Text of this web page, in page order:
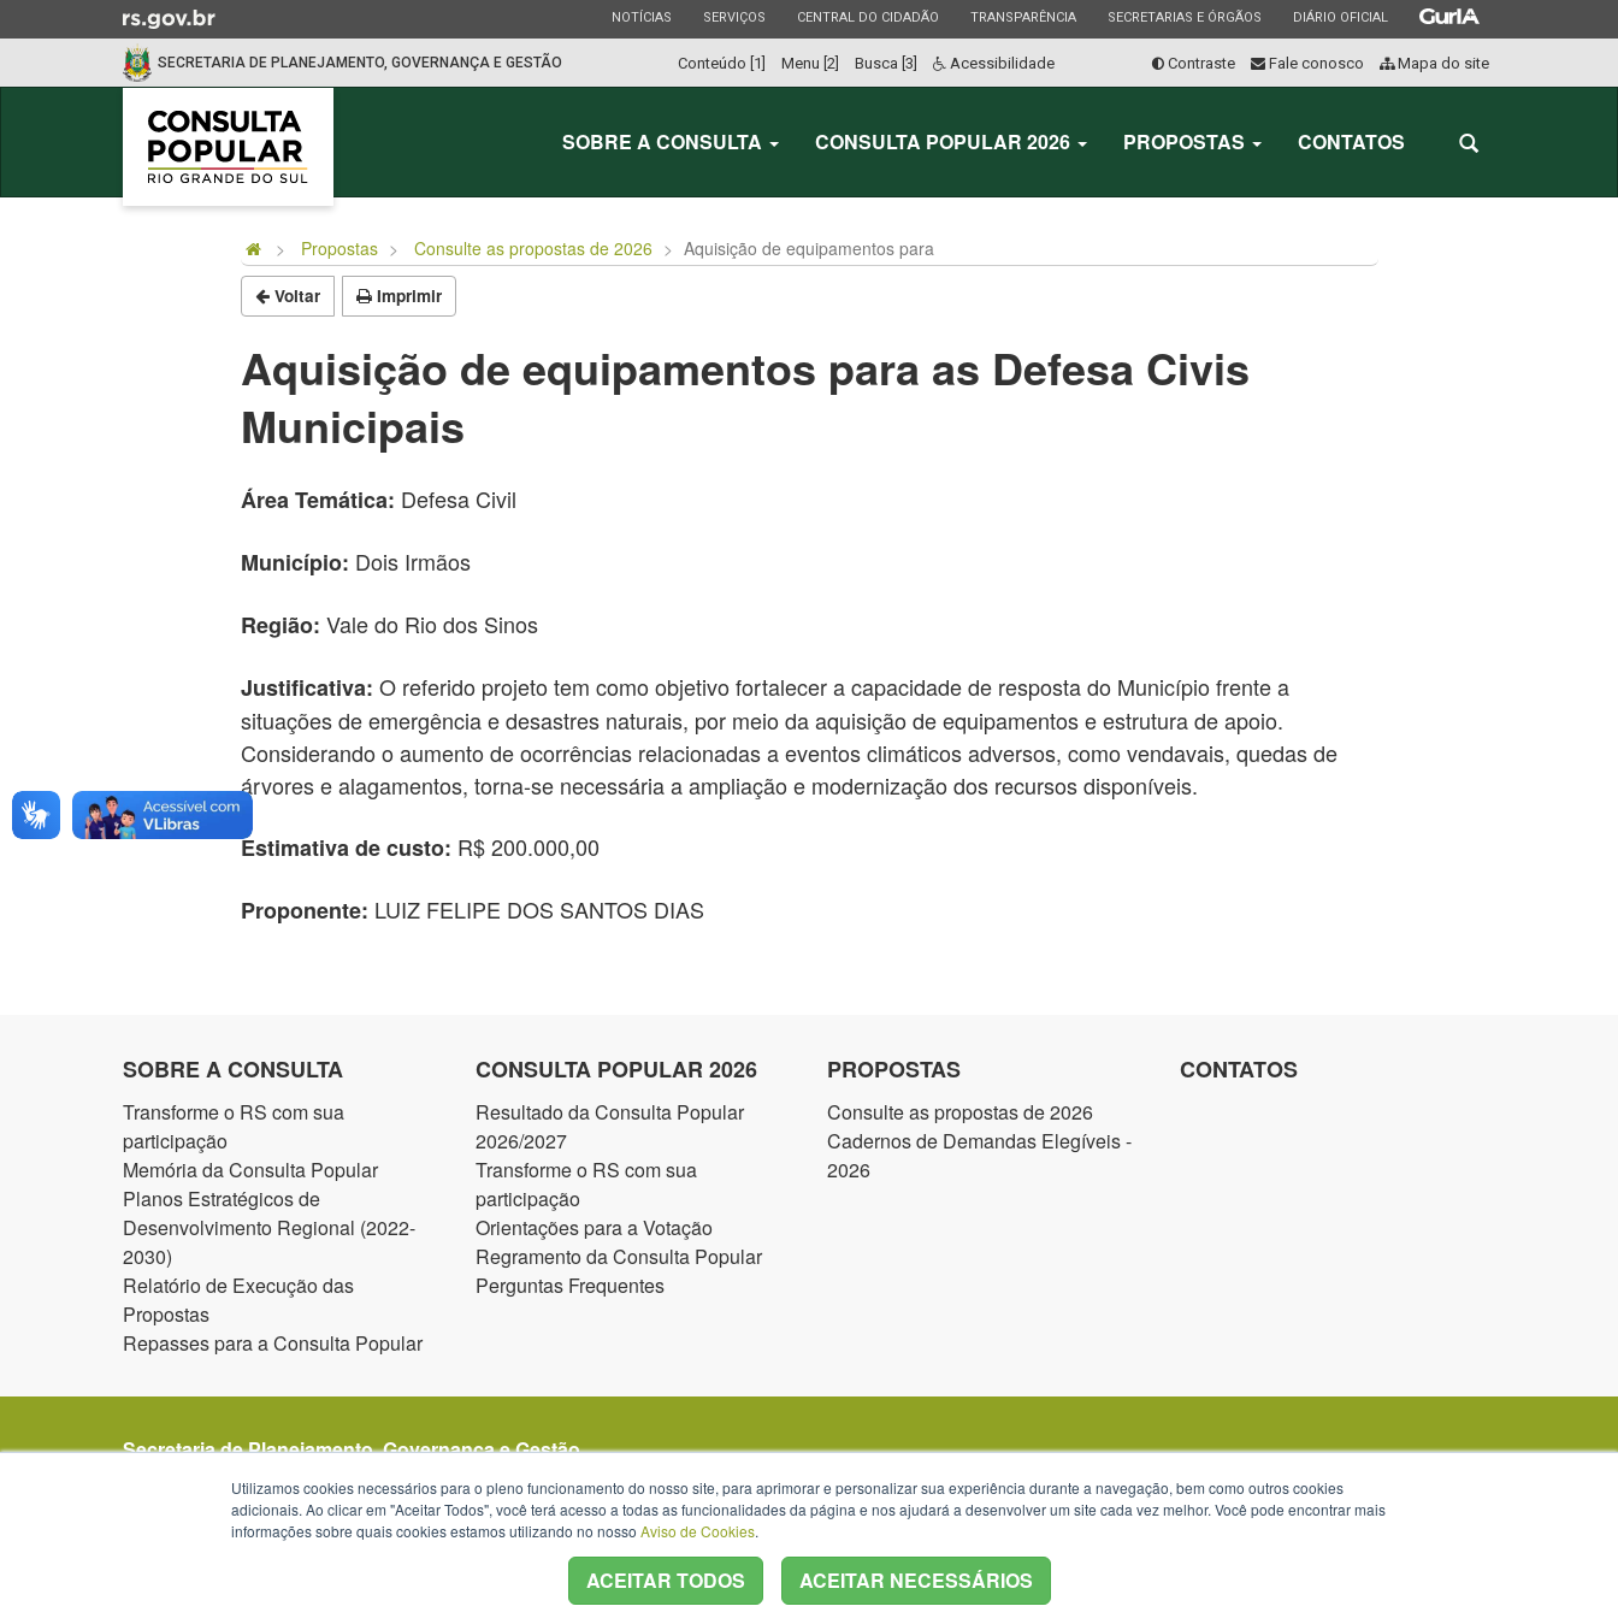
para
ESTADO
NOTÍCIAS ESTADO
SERVIÇOS ESTADO
CENTRAL DO CIDADÃO ESTADO
TRANSPARÊNCIA ESTADO
SECRETARIAS E ÓRGÃOS ESTADO
DIÁRIO OFICIAL ESTADO
SECRETARIA DE PLANEJAMENTO, GOVERNANÇA E GESTÃO Conteúdo [1] Menu [2] Busca [3] Acessibilidade Contraste Fale conosco Mapa do site
Abrir
busca
SOBRE A CONSULTA CONSULTA POPULAR 2026 PROPOSTAS CONTATOS
Propostas Consulte as propostas de 2026 Aquisição de equipamentos para
Voltar Imprimir
Aquisição de equipamentos para as Defesa Civis
Municipais
Área Temática: Defesa Civil
Município: Dois Irmãos
Região: Vale do Rio dos Sinos
Justificativa: O referido projeto tem como objetivo fortalecer a capacidade de resposta do Município frente a
situações de emergência e desastres naturais, por meio da aquisição de equipamentos e estrutura de apoio.
Considerando o aumento de ocorrências relacionadas a eventos climáticos adversos, como vendavais, quedas de
árvores e alagamentos, torna-se necessária a ampliação e modernização dos recursos disponíveis.
Estimativa de custo: R$ 200.000,00
Proponente: LUIZ FELIPE DOS SANTOS DIAS
SOBRE A CONSULTA
Transforme o RS com sua
participação
Memória da Consulta Popular
Planos Estratégicos de
Desenvolvimento Regional (2022-
2030)
Relatório de Execução das
Propostas
Repasses para a Consulta Popular
CONSULTA POPULAR 2026
Resultado da Consulta Popular
2026/2027
Transforme o RS com sua
participação
Orientações para a Votação
Regramento da Consulta Popular
Perguntas Frequentes
PROPOSTAS
Consulte as propostas de 2026
Cadernos de Demandas Elegíveis -
2026
CONTATOS
Secretaria de Planejamento, Governança e Gestão
Avenida Borges de Medeiros 1501
1º, 2º, 19º, 20º e 21º andar
Porto Alegre - RS -
mapa
Utilizamos cookies necessários para o pleno funcionamento do nosso site, para aprimorar e personalizar sua experiência durante a navegação, bem como outros cookies
adicionais. Ao clicar em "Aceitar Todos", você terá acesso a todas as funcionalidades da página e nos ajudará a desenvolver um site cada vez melhor. Você pode encontrar mais
informações sobre quais cookies estamos utilizando no nosso Aviso de Cookies.
ACEITAR TODOS ACEITAR NECESSÁRIOS